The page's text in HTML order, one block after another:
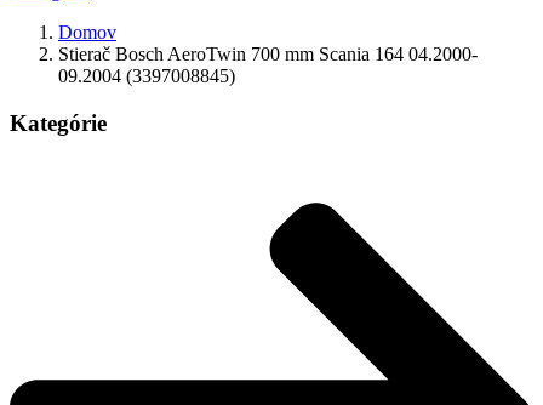
Domov
Stierač Bosch AeroTwin 700 mm Scania 164 04.2000-
09.2004 (3397008845)
Kategórie